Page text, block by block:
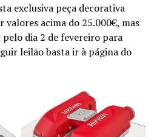
exclusiva peça decorativa
valores acima do 25.000€, mas
dia 2 de fevereiro para
leilão basta ir à página do